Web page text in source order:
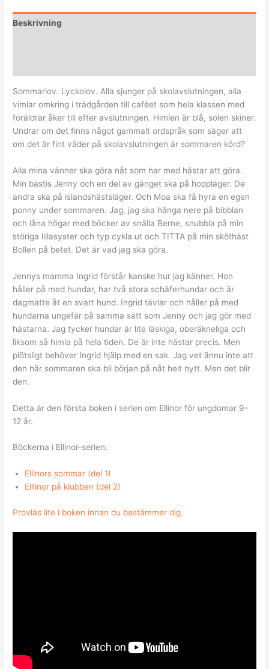
Beskrivning
Sommarlov. Lyckolov. Alla sjunger på skolavslutningen, alla
vimlar omkring i trädgården till caféet som hela klassen med
föräldrar åker till efter avslutningen. Himlen är blå, solen skiner.
Undrar om det finns något gammalt ordspråk som säger att
om det är fint väder på skolavslutningen är sommaren körd?
Alla mina vänner ska göra nåt som har med hästar att göra.
Min bästis Jenny och en del av gänget ska på hoppläger. De
andra ska på islandshästsläger. Och Moa ska få hyra en egen
ponny under sommaren. Jag, jag ska hänga nere på bibblan
och låna högar med böcker av snälla Berne, snubbla på min
störiga lillasyster och typ cykla ut och TITTA på min sköthäst
Bollen på betet. Det är vad jag ska göra.
Jennys mamma Ingrid förstår kanske hur jag känner. Hon
håller på med hundar, har två stora schäferhundar och är
dagmatte åt en svart hund. Ingrid tävlar och håller på med
hundarna ungefär på samma sätt som Jenny och jag gör med
hästarna. Jag tycker hundar är lite läskiga, oberäkneliga och
liksom så himla på hela tiden. De är inte hästar precis. Men
plötsligt behöver Ingrid hjälp med en sak. Jag vet ännu inte att
den här sommaren ska bli början på nåt helt nytt. Men det blir
den.
Detta är den första boken i serien om Ellinor för ungdomar 9-
12 år.
Böckerna i Ellinor-serien:
Ellinors sommar (del 1)
Elllinor på klubben (del 2)
Provläs lite i boken innan du bestämmer dig.